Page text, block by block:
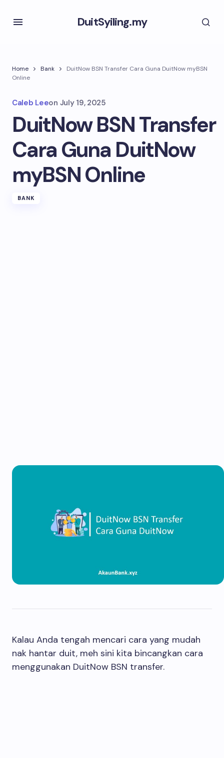
DuitSyiling.my
Home Bank
DuitNow BSN Transfer Cara Guna DuitNow myBSN
Online
Caleb Leeon July 19, 2025
DuitNow BSN Transfer
Cara Guna DuitNow
myBSN Online
BANK
Kalau Anda tengah mencari cara yang mudah
nak hantar duit, meh sini kita bincangkan cara
menggunakan DuitNow BSN transfer.